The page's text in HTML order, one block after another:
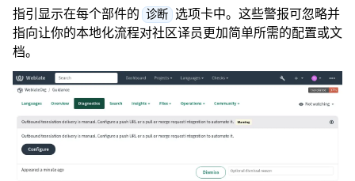
指引显示在每个部件的 诊断 选项卡中。这些警报可忽略并
指向让你的本地化流程对社区译员更加简单所需的配置或文
档。